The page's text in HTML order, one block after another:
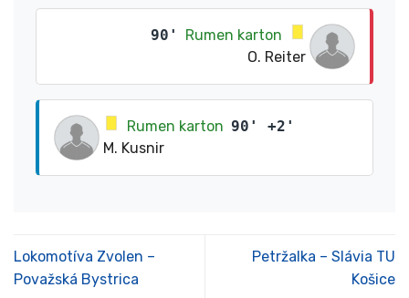
90'
Rumen karton
O. Reiter
Rumen karton 90' +2'
M. Kusnir
Lokomotíva Zvolen –
Považská Bystrica
Petržalka – Slávia TU
Košice